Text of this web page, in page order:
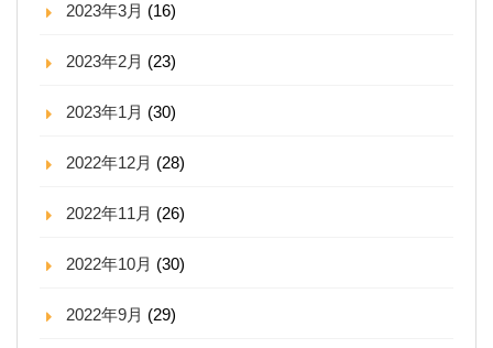
2023年3月 (16)
2023年2月 (23)
2023年1月 (30)
2022年12月 (28)
2022年11月 (26)
2022年10月 (30)
2022年9月 (29)